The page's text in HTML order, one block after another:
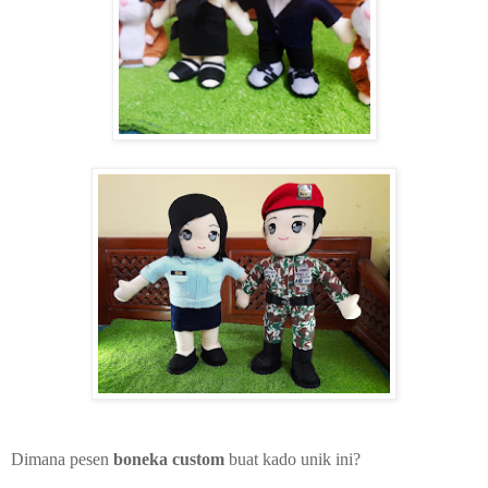
Dimana pesen boneka custom buat kado unik ini?